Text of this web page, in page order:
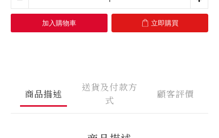
加入購物車 立即購買
商品描述
送貨及付款方
式
顧客評價